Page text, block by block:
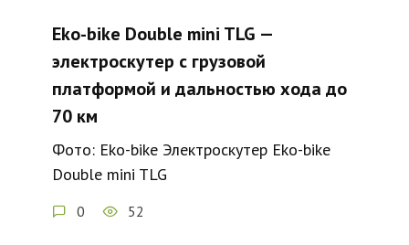
Eko-bike Double mini TLG —
электроскутер с грузовой
платформой и дальностью хода до
70 км
Фото: Eko-bike Электроскутер Eko-bike
Double mini TLG
0 52